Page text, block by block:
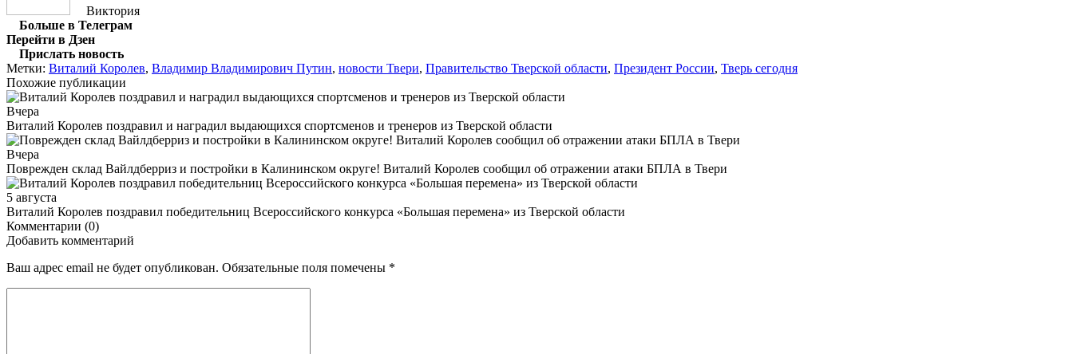
Виктория
Больше в Телеграм
Перейти в Дзен
Прислать новость
Метки: Виталий Королев, Владимир Владимирович Путин, новости Твери, Правительство Тверской области, Президент России, Тверь сегодня
Похожие публикации
Вчера
Виталий Королев поздравил и наградил выдающихся спортсменов и тренеров из Тверской области
Вчера
Поврежден склад Вайлдберриз и постройки в Калининском округе! Виталий Королев сообщил об отражении атаки БПЛА в Твери
5 августа
Виталий Королев поздравил победительниц Всероссийского конкурса «Большая перемена» из Тверской области
Комментарии (0)
Добавить комментарий
Ваш адрес email не будет опубликован. Обязательные поля помечены *